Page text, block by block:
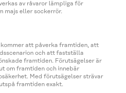
av råvaror lämpliga för
majs eller sockerrör.
att påverka framtiden, att
och att fastställa
framtiden. Förutsägelser är
om framtiden och innebär
Med förutsägelser strävar
framtiden exakt.